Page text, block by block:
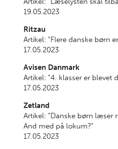
19.05.2023
Ritzau
Artikel: "Flere danske børn
17.05.2023
Avisen Danmark
Artikel: "4. klasser er blevet
17.05.2023
Zetland
Artikel: "Danske børn læser
And med på lokum?"
17.05.2023